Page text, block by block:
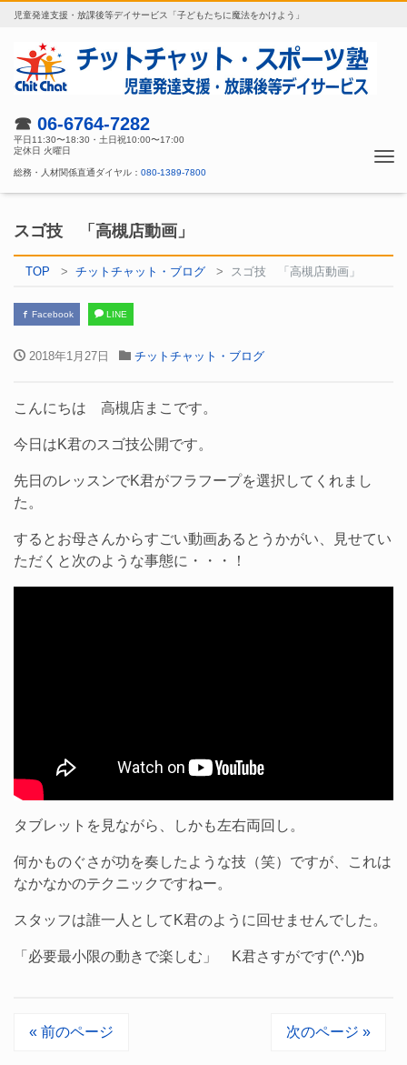
児童発達支援・放課後等デイサービス「子どもたちに魔法をかけよう」
☎ 06-6764-7282
平日11:30〜18:30・土日祝10:00〜17:00
定休日 火曜日
総務・人材関係直通ダイヤル： 080-1389-7800
スゴ技 「高槻店動画」
TOP チットチャット・ブログ スゴ技 「高槻店動画」
Facebook LINE
2018年1月27日 チットチャット・ブログ
こんにちは 高槻店まこです。
今日はK君のスゴ技公開です。
先日のレッスンでK君がフラフープを選択してくれまし
た。
するとお母さんからすごい動画あるとうかがい、見せてい
ただくと次のような事態に・・・！
タブレットを見ながら、しかも左右両回し。
何かものぐさが功を奏したような技（笑）ですが、これは
なかなかのテクニックですねー。
スタッフは誰一人としてK君のように回せませんでした。
「必要最小限の動きで楽しむ」 K君さすがです(^.^)b
« 前のページ 次のページ »